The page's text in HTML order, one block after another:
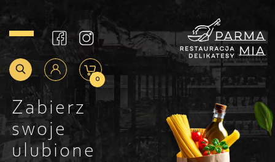
0
Zabierz
swoje
ulubione